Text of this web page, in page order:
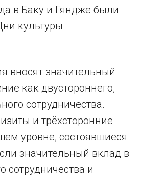
в Баку и Гяндже были
культуры
вносят значительный
как двустороннего,
сотрудничества.
и трёхсторонние
уровне, состоявшиеся
значительный вклад в
сотрудничества и